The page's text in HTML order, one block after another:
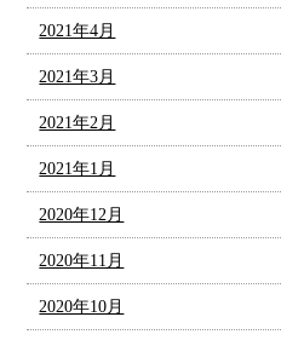
2021年4月
2021年3月
2021年2月
2021年1月
2020年12月
2020年11月
2020年10月